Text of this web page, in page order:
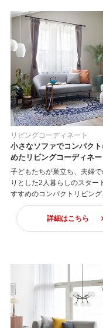
リビングコーディネート
小さなソファでコンパクト
めたリビングコーディネー
子どもたちが巣立ち、夫婦
りとした2人暮らしのスター
すすめのコンパクトリビング...
詳細はこちら